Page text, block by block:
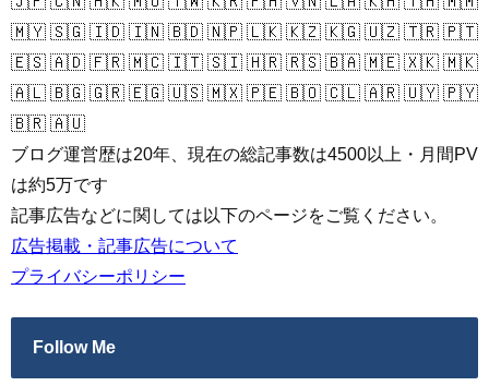
🇲🇾 🇸🇬 🇮🇩 🇮🇳 🇧🇩 🇳🇵 🇱🇰 🇰🇿 🇰🇬 🇺🇿 🇹🇷 🇵🇹
🇪🇸 🇦🇩 🇫🇷 🇲🇨 🇮🇹 🇸🇮 🇭🇷 🇷🇸 🇧🇦 🇲🇪 🇽🇰 🇲🇰
🇦🇱 🇧🇬 🇬🇷 🇪🇬 🇺🇸 🇲🇽 🇵🇪 🇧🇴 🇨🇱 🇦🇷 🇺🇾 🇵🇾
🇧🇷 🇦🇺
ブログ運営歴は20年、現在の総記事数は4500以上・月間PV
は約5万です
記事広告などに関しては以下のページをご覧ください。
広告掲載・記事広告について
プライバシーポリシー
Follow Me